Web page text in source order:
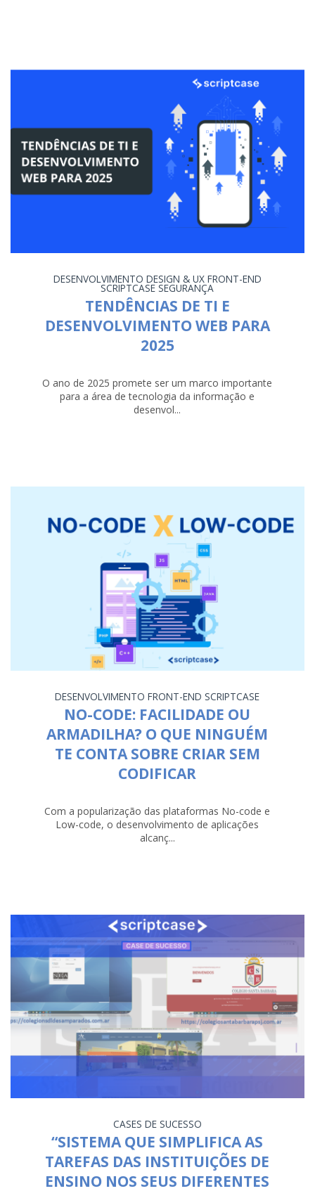
DESENVOLVIMENTO DESIGN & UX FRONT-END
SCRIPTCASE SEGURANÇA
TENDÊNCIAS DE TI E
DESENVOLVIMENTO WEB PARA
2025
O ano de 2025 promete ser um marco importante
para a área de tecnologia da informação e
desenvol...
DESENVOLVIMENTO FRONT-END SCRIPTCASE
NO-CODE: FACILIDADE OU
ARMADILHA? O QUE NINGUÉM
TE CONTA SOBRE CRIAR SEM
CODIFICAR
Com a popularização das plataformas No-code e
Low-code, o desenvolvimento de aplicações
alcanç...
CASES DE SUCESSO
“SISTEMA QUE SIMPLIFICA AS
TAREFAS DAS INSTITUIÇÕES DE
ENSINO NOS SEUS DIFERENTES